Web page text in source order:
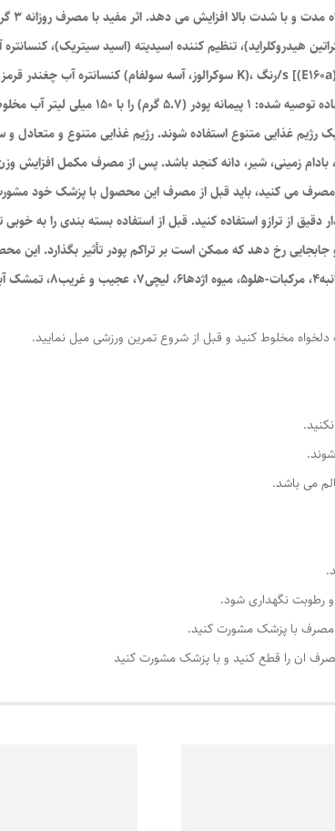
است اثر نامطلوبی بر فعالیت و توجه
رژیم غذایی متنوع استفاده شوند. رژیم غذایی متنوع و متعادل
زمینی، شیر، دانه کنجد باشد. پس از مصرف مکمل
می کنید، باید قبل از مصرف این محصول با پزشک خود
دقیق از ترازو استفاده کنید. قبل از استفاده بسته بندی را
رخ دهد که ممکن است بر تراکم پودر تأثیر بگذارد. این
می باشد.
رطوبت نگهداری شود.
مصرف با پزشک مشورت کنید.
ان را قطع کنید و با پزشک مشورت کنید